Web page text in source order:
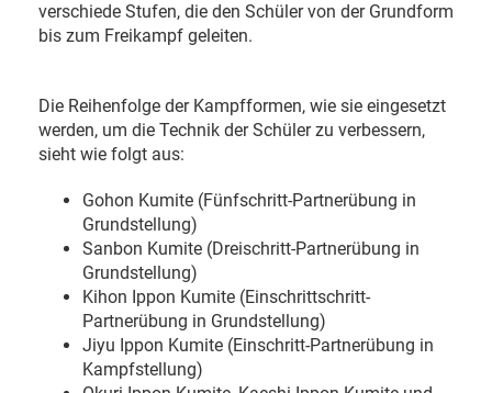
verschiede Stufen, die den Schüler von der Grundform
bis zum Freikampf geleiten.
Die Reihenfolge der Kampfformen, wie sie eingesetzt
werden, um die Technik der Schüler zu verbessern,
sieht wie folgt aus:
Gohon Kumite (Fünfschritt-Partnerübung in
Grundstellung)
Sanbon Kumite (Dreischritt-Partnerübung in
Grundstellung)
Kihon Ippon Kumite (Einschrittschritt-
Partnerübung in Grundstellung)
Jiyu Ippon Kumite (Einschritt-Partnerübung in
Kampfstellung)